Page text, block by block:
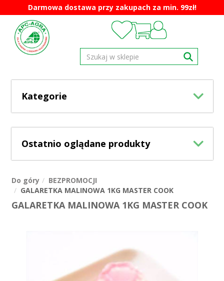
Darmowa dostawa przy zakupach za min. 99zł!
Kategorie
Ostatnio oglądane produkty
Do góry
BEZPROMOCJI
GALARETKA MALINOWA 1KG MASTER COOK
GALARETKA MALINOWA 1KG MASTER COOK